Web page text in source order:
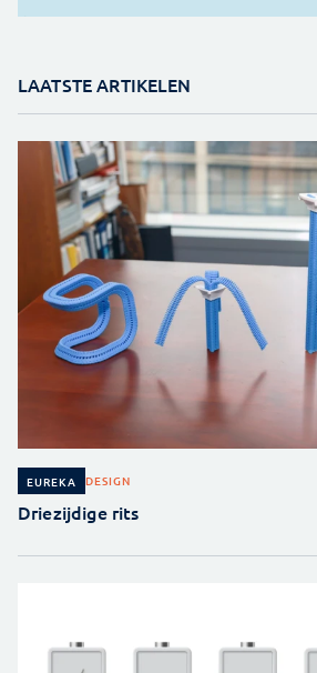
LAATSTE ARTIKELEN
EUREKA DESIGN
Driezijdige rits